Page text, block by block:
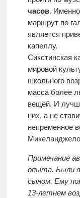
часов.
маршрут по
является
капеллу.
Сикстинская
мировой
школьного
масса более
вещей. И
них, а не
непременное
Примечание
опыта. Были
сыном. Ему
13-летнем